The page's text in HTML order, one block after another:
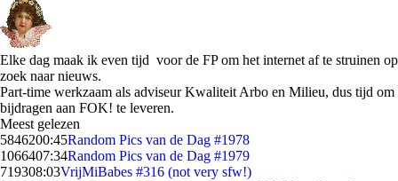
Elke dag maak ik even tijd voor de FP om het internet af te struinen op
zoek naar nieuws.
Part-time werkzaam als adviseur Kwaliteit Arbo en Milieu, dus tijd om
bijdragen aan FOK! te leveren.
Meest gelezen
5846200:45Random Pics van de Dag #1978
1066407:34Random Pics van de Dag #1979
719308:03VrijMiBabes #316 (not very sfw!)